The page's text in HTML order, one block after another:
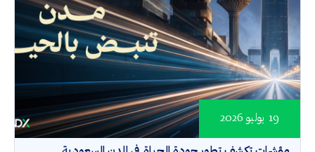
19 يوليو 2026